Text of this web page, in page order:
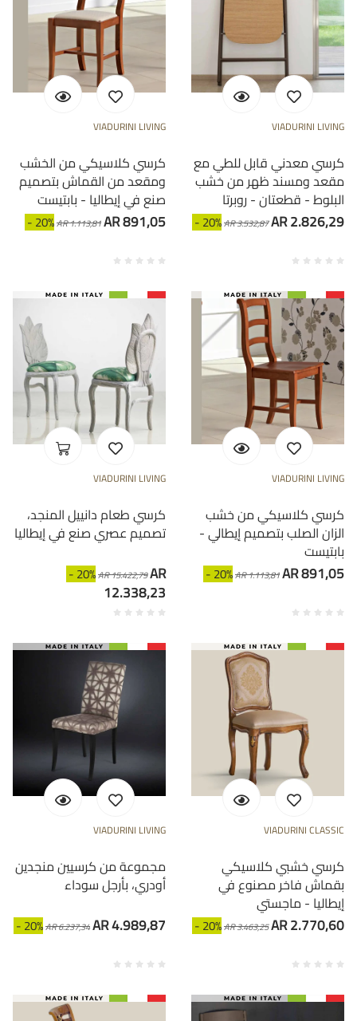
VIADURINI LIVING
كرسي كلاسيكي من الخشب
ومقعد من القماش بتصميم
صنع في إيطاليا - بابتيست
- 20%AR 1.113,81AR 891,05
VIADURINI LIVING
كرسي معدني قابل للطي مع
مقعد ومسند ظهر من خشب
البلوط - قطعتان - روبرتا
- 20%AR 3.532,87AR 2.826,29
VIADURINI LIVING
كرسي طعام دانييل المنجد،
تصميم عصري صنع في إيطاليا
- 20%AR 15.422,79AR
12.338,23
VIADURINI LIVING
كرسي كلاسيكي من خشب
الزان الصلب بتصميم إيطالي -
بابتيست
- 20%AR 1.113,81AR 891,05
VIADURINI LIVING
مجموعة من كرسيين منجدين
أودري، بأرجل سوداء
- 20%AR 6.237,34AR 4.989,87
VIADURINI CLASSIC
كرسي خشبي كلاسيكي
بقماش فاخر مصنوع في
إيطاليا - ماجستي
- 20%AR 3.463,25AR 2.770,60